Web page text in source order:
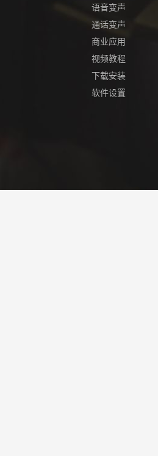
语音变声
通话变声
商业应用
视频教程
下载安装
软件设置